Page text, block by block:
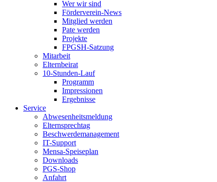
Wer wir sind
Förderverein-News
Mitglied werden
Pate werden
Projekte
FPGSH-Satzung
Mitarbeit
Elternbeirat
10-Stunden-Lauf
Programm
Impressionen
Ergebnisse
Service
Abwesenheitsmeldung
Elternsprechtag
Beschwerdemanagement
IT-Support
Mensa-Speiseplan
Downloads
PGS-Shop
Anfahrt